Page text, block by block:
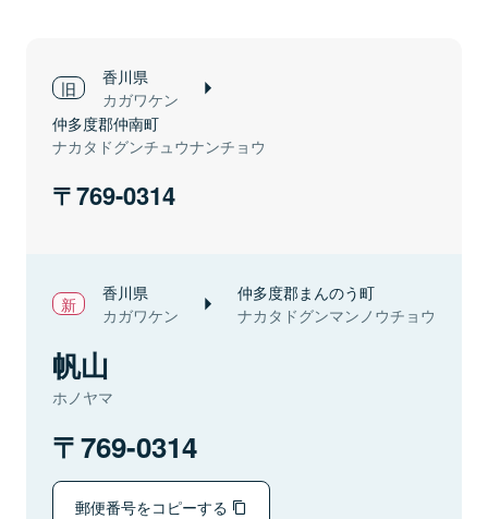
香川県
カガワケン
仲多度郡仲南町
ナカタドグンチュウナンチョウ
769-0314
香川県
カガワケン
仲多度郡まんのう町
ナカタドグンマンノウチョウ
帆山
ホノヤマ
769-0314
郵便番号をコピーする